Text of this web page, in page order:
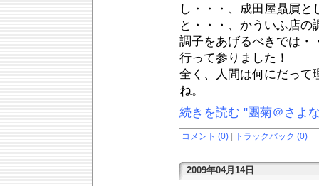
し・・・、成田屋贔屓
と・・・、かういふ店
調子をあげるべきでは・
行って参りました！
全く、人間は何にだって
ね。
続きを読む "團菊＠さよ
コメント (0) トラックバック (0)
2009年04月14日